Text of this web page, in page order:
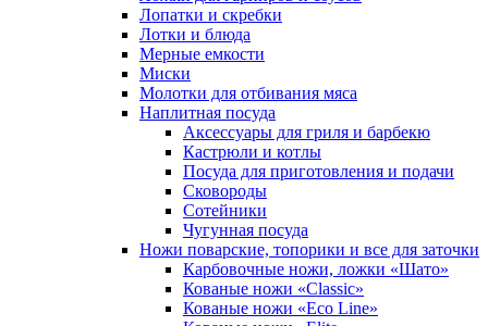
Лопатки и скребки
Лотки и блюда
Мерные емкости
Миски
Молотки для отбивания мяса
Наплитная посуда
Аксессуары для гриля и барбекю
Кастрюли и котлы
Посуда для приготовления и подачи
Сковороды
Сотейники
Чугунная посуда
Ножи поварские, топорики и все для заточки
Карбовочные ножи, ложки «Шато»
Кованые ножи «Classic»
Кованые ножи «Eco Line»